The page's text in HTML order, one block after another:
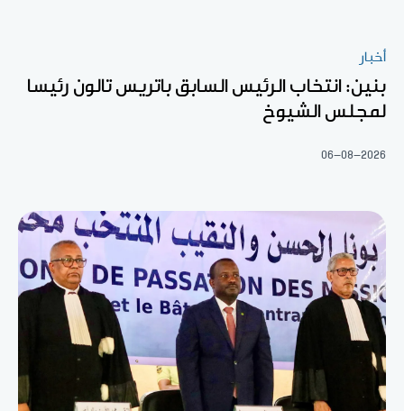
أخبار
بنين: انتخاب الرئيس السابق باتريس تالون رئيسا
لمجلس الشيوخ
06-08-2026